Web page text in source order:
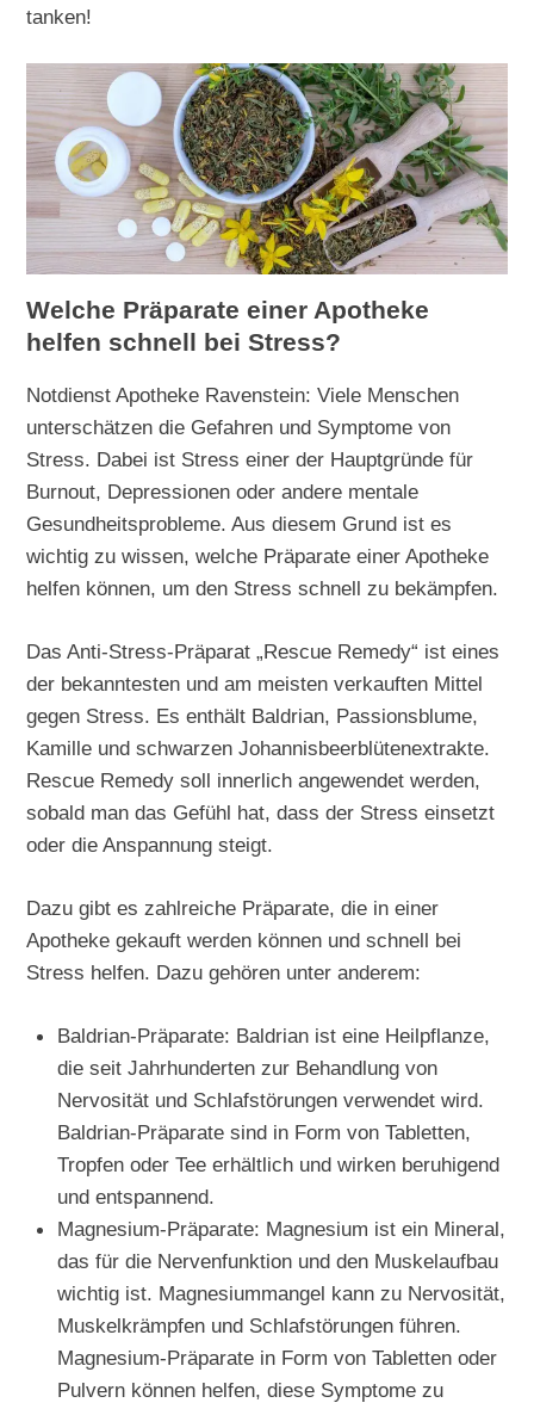
tanken!
Welche Präparate einer Apotheke
helfen schnell bei Stress?
Notdienst Apotheke Ravenstein: Viele Menschen
unterschätzen die Gefahren und Symptome von
Stress. Dabei ist Stress einer der Hauptgründe für
Burnout, Depressionen oder andere mentale
Gesundheitsprobleme. Aus diesem Grund ist es
wichtig zu wissen, welche Präparate einer Apotheke
helfen können, um den Stress schnell zu bekämpfen.
Das Anti-Stress-Präparat „Rescue Remedy“ ist eines
der bekanntesten und am meisten verkauften Mittel
gegen Stress. Es enthält Baldrian, Passionsblume,
Kamille und schwarzen Johannisbeerblütenextrakte.
Rescue Remedy soll innerlich angewendet werden,
sobald man das Gefühl hat, dass der Stress einsetzt
oder die Anspannung steigt.
Dazu gibt es zahlreiche Präparate, die in einer
Apotheke gekauft werden können und schnell bei
Stress helfen. Dazu gehören unter anderem:
Baldrian-Präparate: Baldrian ist eine Heilpflanze,
die seit Jahrhunderten zur Behandlung von
Nervosität und Schlafstörungen verwendet wird.
Baldrian-Präparate sind in Form von Tabletten,
Tropfen oder Tee erhältlich und wirken beruhigend
und entspannend.
Magnesium-Präparate: Magnesium ist ein Mineral,
das für die Nervenfunktion und den Muskelaufbau
wichtig ist. Magnesiummangel kann zu Nervosität,
Muskelkrämpfen und Schlafstörungen führen.
Magnesium-Präparate in Form von Tabletten oder
Pulvern können helfen, diese Symptome zu